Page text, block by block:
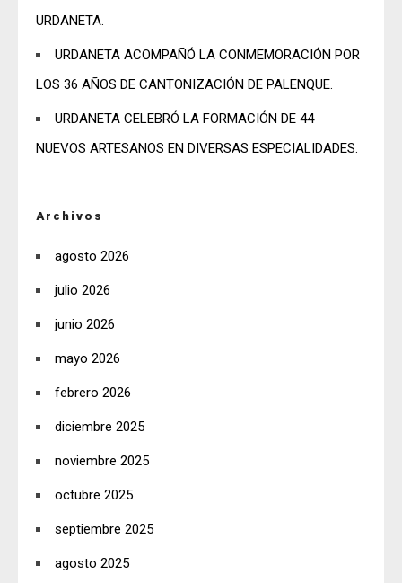
URDANETA.
URDANETA ACOMPAÑÓ LA CONMEMORACIÓN POR
LOS 36 AÑOS DE CANTONIZACIÓN DE PALENQUE.
URDANETA CELEBRÓ LA FORMACIÓN DE 44
NUEVOS ARTESANOS EN DIVERSAS ESPECIALIDADES.
Archivos
agosto 2026
julio 2026
junio 2026
mayo 2026
febrero 2026
diciembre 2025
noviembre 2025
octubre 2025
septiembre 2025
agosto 2025